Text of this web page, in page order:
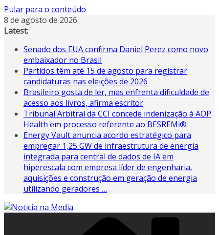
Pular para o conteúdo
8 de agosto de 2026
Latest:
Senado dos EUA confirma Daniel Perez como novo
embaixador no Brasil
Partidos têm até 15 de agosto para registrar
candidaturas nas eleições de 2026
Brasileiro gosta de ler, mas enfrenta dificuldade de
acesso aos livros, afirma escritor
Tribunal Arbitral da CCI concede indenização à AOP
Health em processo referente ao BESREMi®
Energy Vault anuncia acordo estratégico para
empregar 1,25 GW de infraestrutura de energia
integrada para central de dados de IA em
hiperescala com empresa líder de engenharia,
aquisições e construção em geração de energia
utilizando geradores …